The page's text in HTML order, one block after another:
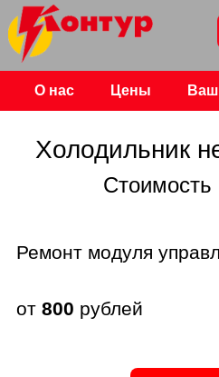
О нас Цены
Холодильник
Стоимость
Ремонт модуля
от 800 рублей